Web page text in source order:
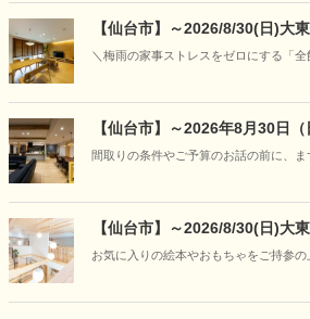
模型をとおして、分かりやすくご案内い
【仙台市】～2026/8/30(日)大
レスをゼロに】「朝にはカラ
＼梅雨の家事ストレスをゼロにする「全
【仙台市】～2026年8月30日
築士と紡ぐ家づくり】「あなた
間取りの条件やご予算のお話の前に、ま
【仙台市】～2026/8/30(日)大
定】キッズデザイン賞受賞の住
お気に入りの絵本やおもちゃをご持参の